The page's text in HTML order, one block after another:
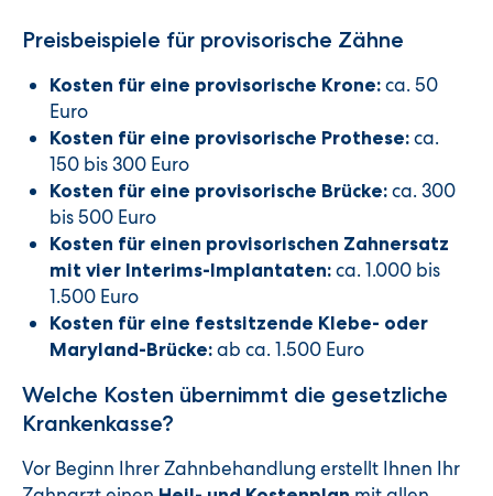
Preisbeispiele für provisorische Zähne
Kosten für eine provisorische Krone: ca. 50
Euro
Kosten für eine provisorische Prothese: ca.
150 bis 300 Euro
Kosten für eine provisorische Brücke: ca. 300
bis 500 Euro
Kosten für einen provisorischen Zahnersatz
mit vier Interims-Implantaten: ca. 1.000 bis
1.500 Euro
Kosten für eine festsitzende Klebe- oder
Maryland-Brücke: ab ca. 1.500 Euro
Welche Kosten übernimmt die gesetzliche
Krankenkasse?
Vor Beginn Ihrer Zahnbehandlung erstellt Ihnen Ihr